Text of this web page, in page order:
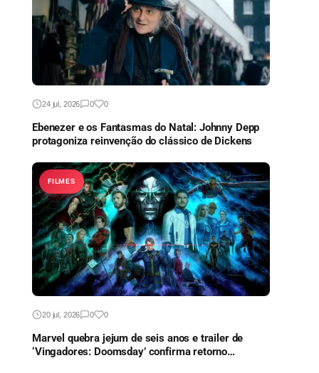
24 jul, 2026 0 0
Ebenezer e os Fantasmas do Natal: Johnny Depp
protagoniza reinvenção do clássico de Dickens
FILMES
20 jul, 2026 0 0
Marvel quebra jejum de seis anos e trailer de
‘Vingadores: Doomsday’ confirma retorno